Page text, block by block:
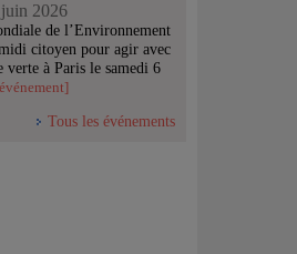
2026
de l’Environnement
citoyen pour agir avec
verte à Paris le samedi 6
Tous les événements